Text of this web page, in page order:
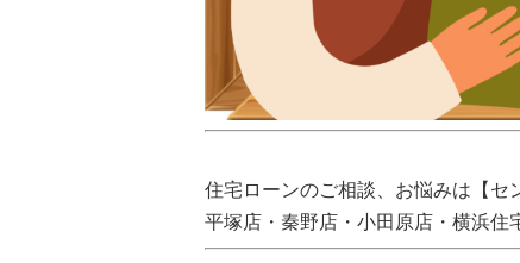
住宅ローンのご相談、お悩みは【セ
平塚店・秦野店・小田原店・横浜住